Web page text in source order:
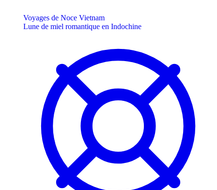
Voyages de Noce Vietnam
Lune de miel romantique en Indochine